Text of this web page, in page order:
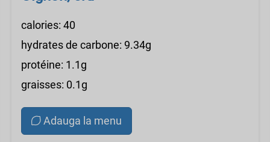
calories: 40
hydrates de carbone: 9.34g
protéine: 1.1g
graisses: 0.1g
Adauga la menu